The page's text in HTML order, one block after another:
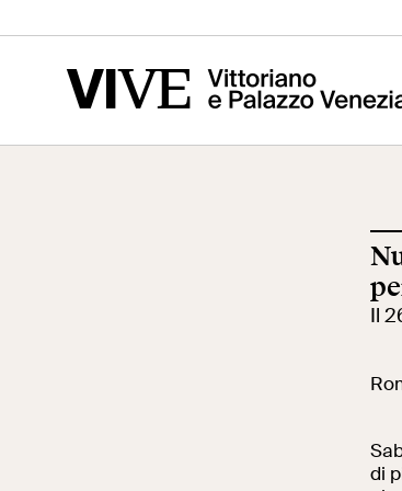
Patria
Il
di